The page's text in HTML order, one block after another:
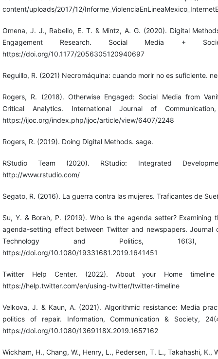
content/uploads/2017/12/
Omena, J. J., Rabello, E. T. & Mintz, A. G. (2020). Digital
Engagement Research. Social Media +
https://doi.org/10.1177/2056305120940697
Reguillo, R. (2021) Necromáquina: cuando morir no es suficiente.
Rogers, R. (2018). Otherwise Engaged: Social Media from
Critical Analytics. International Journal of
https://ijoc.org/index.php/ijoc/article/view/6407/2248
Rogers, R. (2019). Doing Digital Methods. sage.
RStudio Team (2020). RStudio: Integrated
http://www.rstudio.com/
Segato, R. (2016). La guerra contra las mujeres. Traficantes de
Su, Y. & Borah, P. (2019). Who is the agenda setter? Examining
agenda-setting effect between Twitter and newspapers. Journal
Technology and Politics, 16(3),
https://doi.org/10.1080/19331681.2019.1641451
Twitter Help Center. (2022). About your Home
https://help.twitter.com/en/using-twitter/twitter-timeline
Velkova, J. & Kaun, A. (2021). Algorithmic resistance: Media
politics of repair. Information, Communication & Society,
https://doi.org/10.1080/1369118X.2019.1657162
Wickham, H., Chang, W., Henry, L., Pedersen, T. L., Takahashi, K.,